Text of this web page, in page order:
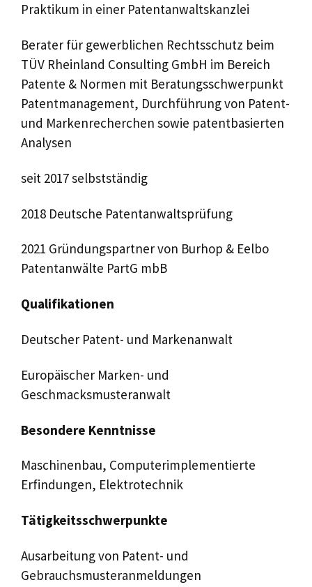
Praktikum in einer Patentanwaltskanzlei
Berater für gewerblichen Rechtsschutz beim
TÜV Rheinland Consulting GmbH im Bereich
Patente & Normen mit Beratungsschwerpunkt
Patentmanagement, Durchführung von Patent-
und Markenrecherchen sowie patentbasierten
Analysen
seit 2017 selbstständig
2018 Deutsche Patentanwaltsprüfung
2021 Gründungspartner von Burhop & Eelbo
Patentanwälte PartG mbB
Qualifikationen
Deutscher Patent- und Markenanwalt
Europäischer Marken- und
Geschmacksmusteranwalt
Besondere Kenntnisse
Maschinenbau, Computerimplementierte
Erfindungen, Elektrotechnik
Tätigkeitsschwerpunkte
Ausarbeitung von Patent- und
Gebrauchsmusteranmeldungen